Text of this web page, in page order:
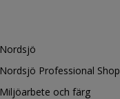
Nordsjö
Nordsjö Professional Shop
Miljöarbete och färg